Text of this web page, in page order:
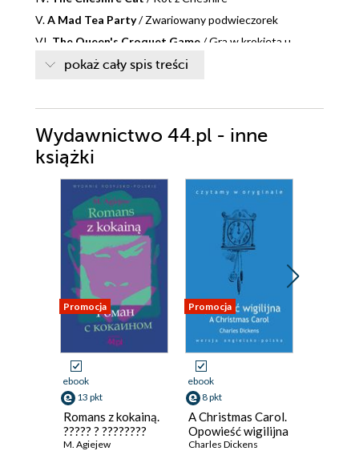
V.A Mad Tea Party/ Zwariowany podwieczorek
VI. The Queen's Croquet Game / Gra w krokieta u
pokaż cały spis treści
Wydawnictwo 44.pl - inne
książki
Promocja
ebook
13 pkt
Romans z kokainą.
????? ? ????????
M. Agiejew
Promocja
ebook
8 pkt
A Christmas Carol.
Opowieść wigilijna
Charles Dickens